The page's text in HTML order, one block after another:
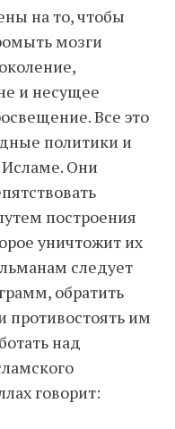
на то, чтобы
мозги
и несущее
Все это
политики и
Исламе. Они
построения
уничтожит их
следует
обратить
противостоять им
над
говорит: